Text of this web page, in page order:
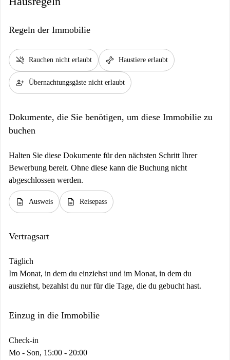
Regeln der Immobilie
smoke_free Rauchen nicht erlaubt pet_supplies Haustiere erlaubt
person_add Übernachtungsgäste nicht erlaubt
Dokumente, die Sie benötigen, um diese Immobilie zu
buchen
Halten Sie diese Dokumente für den nächsten Schritt Ihrer
Bewerbung bereit. Ohne diese kann die Buchung nicht
abgeschlossen werden.
description Ausweis description Reisepass
Vertragsart
Täglich
Im Monat, in dem du einziehst und im Monat, in dem du
ausziehst, bezahlst du nur für die Tage, die du gebucht hast.
Einzug in die Immobilie
Check-in
Mo - Son, 15:00 - 20:00